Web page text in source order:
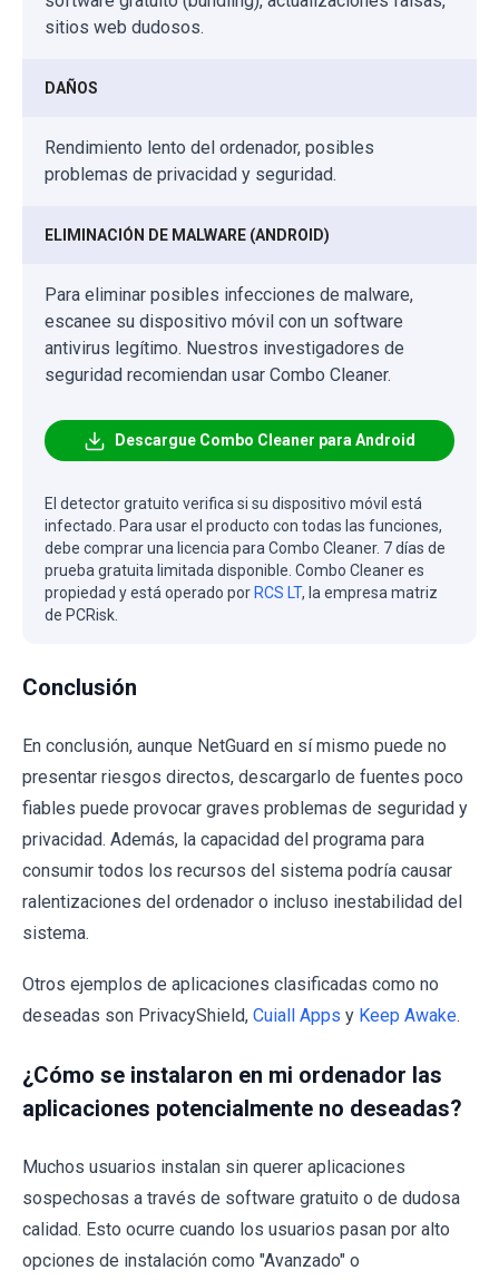
sitios web dudosos.
DAÑOS
Rendimiento lento del ordenador, posibles
problemas de privacidad y seguridad.
ELIMINACIÓN DE MALWARE (ANDROID)
Para eliminar posibles infecciones de malware,
escanee su dispositivo móvil con un software
antivirus legítimo. Nuestros investigadores de
seguridad recomiendan usar Combo Cleaner.
Descargue Combo Cleaner para Android
El detector gratuito verifica si su dispositivo móvil está
infectado. Para usar el producto con todas las funciones,
debe comprar una licencia para Combo Cleaner. 7 días de
prueba gratuita limitada disponible. Combo Cleaner es
propiedad y está operado por RCS LT, la empresa matriz
de PCRisk.
Conclusión
En conclusión, aunque NetGuard en sí mismo puede no
presentar riesgos directos, descargarlo de fuentes poco
fiables puede provocar graves problemas de seguridad y
privacidad. Además, la capacidad del programa para
consumir todos los recursos del sistema podría causar
ralentizaciones del ordenador o incluso inestabilidad del
sistema.
Otros ejemplos de aplicaciones clasificadas como no
deseadas son PrivacyShield, Cuiall Apps y Keep Awake.
¿Cómo se instalaron en mi ordenador las
aplicaciones potencialmente no deseadas?
Muchos usuarios instalan sin querer aplicaciones
sospechosas a través de software gratuito o de dudosa
calidad. Esto ocurre cuando los usuarios pasan por alto
opciones de instalación como "Avanzado" o